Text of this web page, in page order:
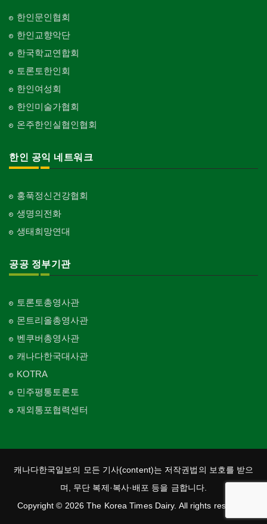
한인문인협회
한인교향악단
한국학교연합회
토론토한인회
한인여성회
한인미술가협회
온주한인실협인협회
한인 공익 네트워크
홍푹정신건강협회
생명의전화
생태희망연대
공공 정부기관
토론토총영사관
몬트리올총영사관
벤쿠버총영사관
캐나다한국대사관
KOTRA
민주평통토론토
재외통포협력센터
캐나다한국일보의 모든 기사(content)는 저작권법의 보호를 받으
며, 무단 복제·복사·배포 등을 금합니다.
Copyright © 2026 The Korea Times Dairy. All rights reserved.